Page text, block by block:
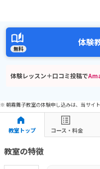
無料
体験
体験レッスン＋口コミ投稿で
※ 朝霧舞子教室の体験申し込みは、当サイ
教室トップ コース・料金
教室の特徴